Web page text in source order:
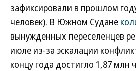
зафиксировали в прошлом
человек). В Южном Судане
вынужденных переселенцев
июле из-за эскалации
концу года достигло 1,87 млн